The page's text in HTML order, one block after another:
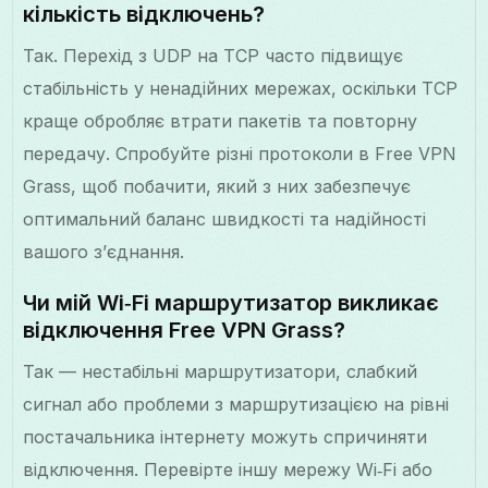
кількість відключень?
Так. Перехід з UDP на TCP часто підвищує
стабільність у ненадійних мережах, оскільки TCP
краще обробляє втрати пакетів та повторну
передачу. Спробуйте різні протоколи в Free VPN
Grass, щоб побачити, який з них забезпечує
оптимальний баланс швидкості та надійності
вашого з’єднання.
Чи мій Wi‑Fi маршрутизатор викликає
відключення Free VPN Grass?
Так — нестабільні маршрутизатори, слабкий
сигнал або проблеми з маршрутизацією на рівні
постачальника інтернету можуть спричиняти
відключення. Перевірте іншу мережу Wi‑Fi або